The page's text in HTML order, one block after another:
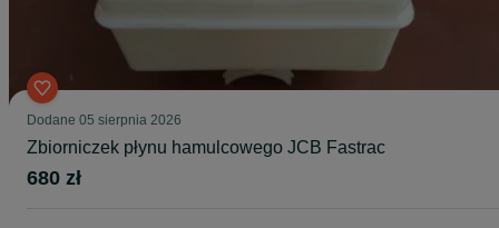
Dodane 05 sierpnia 2026
Zbiorniczek płynu hamulcowego JCB Fastrac
680 zł